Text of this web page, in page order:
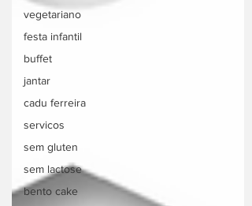
vegetariano
festa infantil
buffet
jantar
cadu ferreira
servicos
sem gluten
sem lactose
bento cake